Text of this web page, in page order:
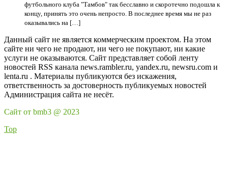
футбольного клуба "Тамбов" так бесславно и скоротечно подошла к
концу, принять это очень непросто. В последнее время мы не раз
оказывались на […]
Данный сайт не является коммерческим проектом. На этом
сайте ни чего не продают, ни чего не покупают, ни какие
услуги не оказываются. Сайт представляет собой ленту
новостей RSS канала news.rambler.ru, yandex.ru, newsru.com и
lenta.ru . Материалы публикуются без искажения,
ответственность за достоверность публикуемых новостей
Администрация сайта не несёт.
Сайт от bmb3 @ 2023
Top